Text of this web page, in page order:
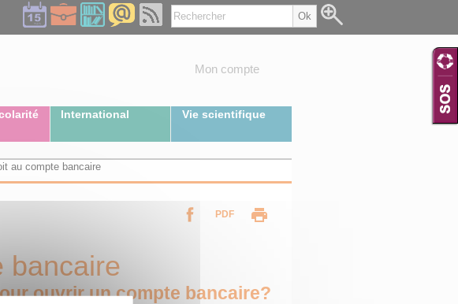
Mon compte
International Vie scientifique
au compte bancaire
PDF
bancaire
ouvrir un compte bancaire?